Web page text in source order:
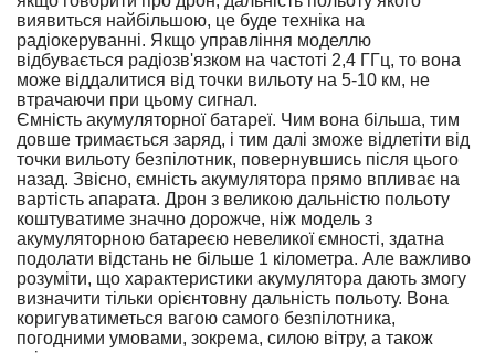
виявиться найбільшою, це буде техніка на
радіокеруванні. Якщо управління моделлю
відбувається радіозв'язком на частоті 2,4 ГГц, то вона
може віддалитися від точки вильоту на 5-10 км, не
втрачаючи при цьому сигнал.
Ємність акумуляторної батареї. Чим вона більша, тим
довше тримається заряд, і тим далі зможе відлетіти від
точки вильоту безпілотник, повернувшись після цього
назад. Звісно, ємність акумулятора прямо впливає на
вартість апарата. Дрон з великою дальністю польоту
коштуватиме значно дорожче, ніж модель з
акумуляторною батареєю невеликої ємності, здатна
подолати відстань не більше 1 кілометра. Але важливо
розуміти, що характеристики акумулятора дають змогу
визначити тільки орієнтовну дальність польоту. Вона
коригуватиметься вагою самого безпілотника,
погодними умовами, зокрема, силою вітру, а також